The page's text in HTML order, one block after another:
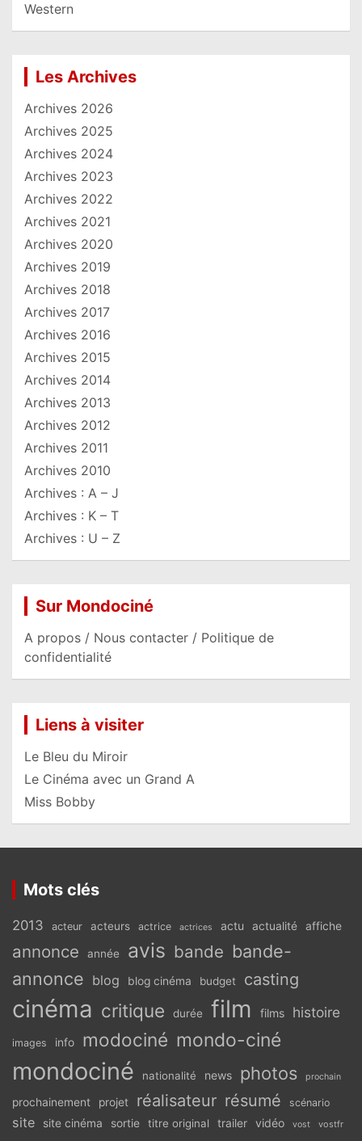
Western
Les Archives
Archives 2026
Archives 2025
Archives 2024
Archives 2023
Archives 2022
Archives 2021
Archives 2020
Archives 2019
Archives 2018
Archives 2017
Archives 2016
Archives 2015
Archives 2014
Archives 2013
Archives 2012
Archives 2011
Archives 2010
Archives : A – J
Archives : K – T
Archives : U – Z
Sur Mondociné
A propos / Nous contacter / Politique de
confidentialité
Liens à visiter
Le Bleu du Miroir
Le Cinéma avec un Grand A
Miss Bobby
Mots clés
2013 acteur acteurs actrice actrices actu actualité affiche
annonce année avis bande bande-
annonce blog blog cinéma budget casting
cinéma critique durée film films histoire
images info modociné mondo-ciné
mondociné nationalité news photos prochain
prochainement projet réalisateur résumé scénario
site site cinéma sortie titre original trailer vidéo vost vostfr